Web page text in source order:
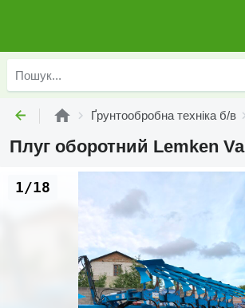
Ґрунтообробна техніка б/в
Плуг оборотний Lemken
1/18